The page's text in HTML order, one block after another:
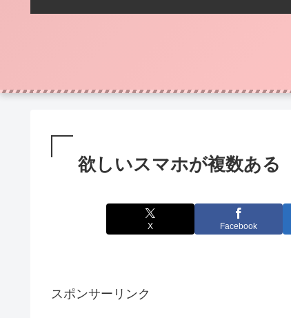
欲しいスマホが複数ある
X Facebook
スポンサーリンク